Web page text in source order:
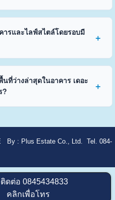
ารและไลฟ์สไตล์โดยรอบมี
ที่ว่างล่าสุดในอาคาร เดอะ
?
By : Plus Estate Co., Ltd. Tel. 084-
ติดต่อ0845434833
คลิกเพื่อโทร